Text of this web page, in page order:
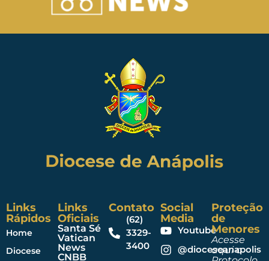
Links
Rápidos
Home
Diocese
Links
Oficiais
Santa Sé
Vatican
News
CNBB
Contato
(62)
3329-
3400
Social
Media
Youtube
@dioceseanapolis
Proteção
de
Menores
Acesse
aqui o